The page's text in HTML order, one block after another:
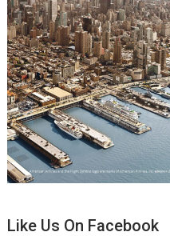
Like Us On Facebook